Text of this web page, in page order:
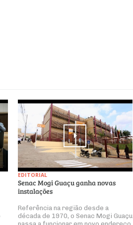
EDITORIAL
Senac Mogi Guaçu ganha novas
instalações
Referência na região desde a
década de 1970, o Senac Mogi Guaçu